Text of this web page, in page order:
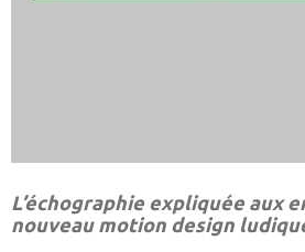
L’échographie expliquée aux
nouveau motion design